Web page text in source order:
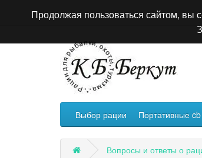
Выбор рации Портативные
Вопросы и ответы о
Продолжая пользоваться сайтом, вы